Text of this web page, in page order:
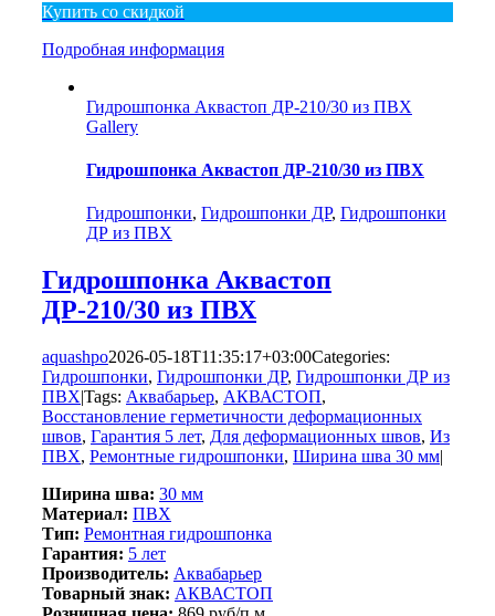
Купить со скидкой
Подробная информация
Гидрошпонка Аквастоп ДР-210/30 из ПВХ
Gallery
Гидрошпонка Аквастоп ДР-210/30 из ПВХ
Гидрошпонки, Гидрошпонки ДР, Гидрошпонки
ДР из ПВХ
Гидрошпонка Аквастоп
ДР-210/30 из ПВХ
aquashpo2026-05-18T11:35:17+03:00Categories:
Гидрошпонки, Гидрошпонки ДР, Гидрошпонки ДР из
ПВХ|Tags: Аквабарьер, АКВАСТОП,
Восстановление герметичности деформационных
швов, Гарантия 5 лет, Для деформационных швов, Из
ПВХ, Ремонтные гидрошпонки, Ширина шва 30 мм|
Ширина шва: 30 мм
Материал: ПВХ
Тип: Ремонтная гидрошпонка
Гарантия: 5 лет
Производитель: Аквабарьер
Товарный знак: АКВАСТОП